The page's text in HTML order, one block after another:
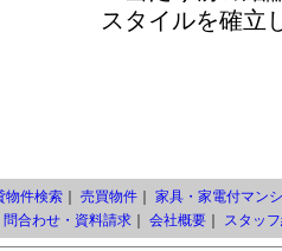
スタイルを確立
物件検索｜ 売買物件｜ 家具・家電付マン
問合わせ・資料請求｜ 会社概要｜ スタッ